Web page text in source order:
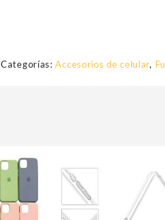
Categorías:Accesorios de celular,